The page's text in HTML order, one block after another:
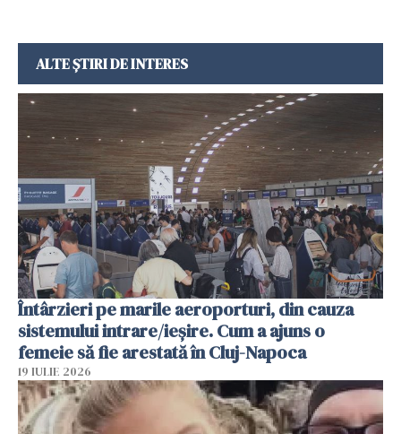
ALTE ȘTIRI DE INTERES
Întârzieri pe marile aeroporturi, din cauza
sistemului intrare/ieșire. Cum a ajuns o
femeie să fie arestată în Cluj-Napoca
19 IULIE 2026